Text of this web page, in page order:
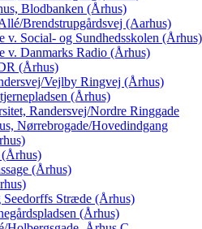
Blodbanken (Århus)
Brendstrupgårdsvej (Aarhus)
v. Social- og Sundhedsskolen (Århus)
v. Danmarks Radio (Århus)
(Århus)
Vejlby Ringvej (Århus)
(Århus)
Randersvej/Nordre Ringgade
Nørrebrogade/Hovedindgang
(Århus)
(Århus)
Seedorffs Stræde (Århus)
(Århus)